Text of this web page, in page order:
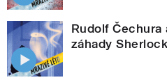
Rudolf Čechura
záhady